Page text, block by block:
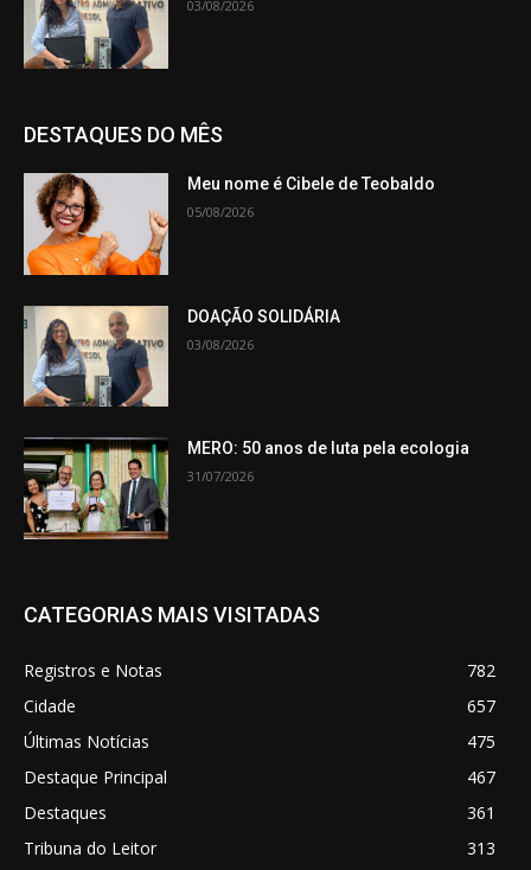
03/08/2026
DESTAQUES DO MÊS
Meu nome é Cibele de Teobaldo
05/08/2026
DOAÇÃO SOLIDÁRIA
03/08/2026
MERO: 50 anos de luta pela ecologia
31/07/2026
CATEGORIAS MAIS VISITADAS
Registros e Notas
782
Cidade
657
Últimas Notícias
475
Destaque Principal
467
Destaques
361
Tribuna do Leitor
313